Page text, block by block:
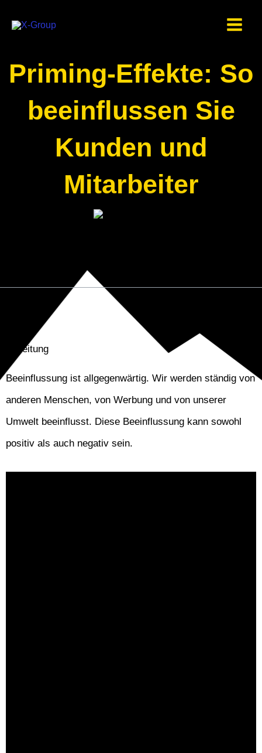
Inhalt
Priming-Effekte: So
beeinflussen Sie
Kunden und
Mitarbeiter
Einleitung
Beeinflussung ist allgegenwärtig. Wir werden ständig von
anderen Menschen, von Werbung und von unserer
Umwelt beeinflusst. Diese Beeinflussung kann sowohl
positiv als auch negativ sein.